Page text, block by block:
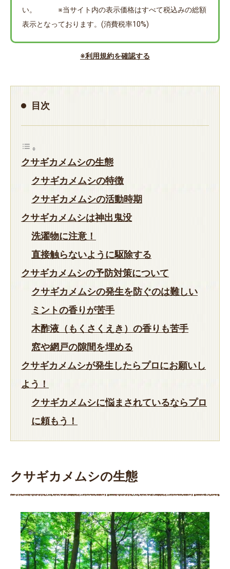
い。 ※当サイト内の表示価格はすべて税込みの総額
表示となっております。(消費税率10%)
※利用規約を確認する
目次
クサギカメムシの生態
クサギカメムシの特徴
クサギカメムシの活動時期
クサギカメムシは神出鬼没
洗濯物に注意！
直接触らないように駆除する
クサギカメムシの予防対策について
クサギカメムシの発生を防ぐのは難しい
ミントの香りが苦手
木酢液（もくさくえき）の香りも苦手
窓や網戸の隙間を埋める
クサギカメムシが発生したらプロにお願いし
よう！
クサギカメムシに悩まされているならプロ
に頼もう！
クサギカメムシの生態